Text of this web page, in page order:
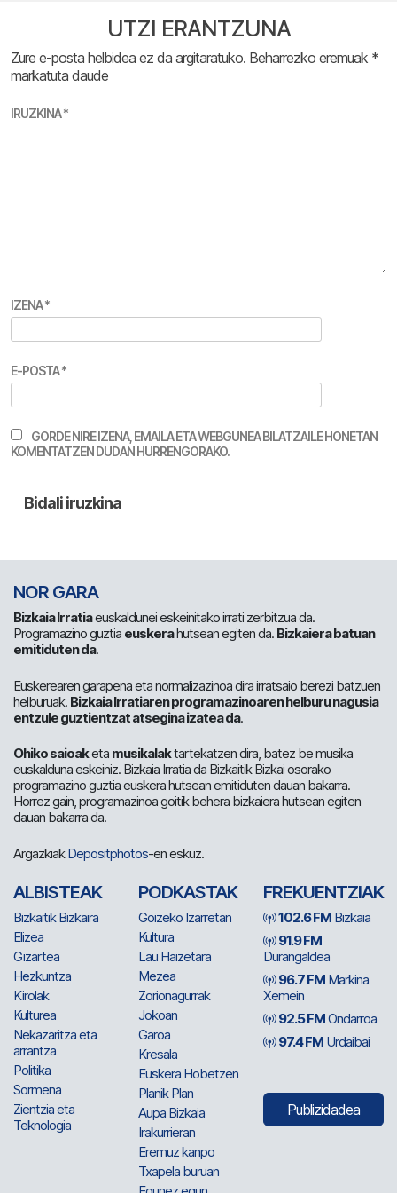
UTZI ERANTZUNA
Zure e-posta helbidea ez da argitaratuko. Beharrezko eremuak *
markatuta daude
IRUZKINA*
IZENA*
E-POSTA*
GORDE NIRE IZENA, EMAILA ETA WEBGUNEA BILATZAILE HONETAN
KOMENTATZEN DUDAN HURRENGORAKO.
NOR GARA
Bizkaia Irratiaeuskaldunei eskeinitako irrati zerbitzua da.
Programazino guztia euskerahutsean egiten da. Bizkaiera batuan
emitiduten da.
Euskerearen garapena eta normalizazinoa dira irratsaio berezi batzuen
helburuak. Bizkaia Irratiaren programazinoaren helburu nagusia
entzule guztientzat atsegina izatea da.
Ohiko saioaketa musikalaktartekatzen dira, batez be musika
euskalduna eskeiniz. Bizkaia Irratia da Bizkaitik Bizkai osorako
programazino guztia euskera hutsean emitiduten dauan bakarra.
Horrez gain, programazinoa goitik behera bizkaiera hutsean egiten
dauan bakarra da.
ArgazkiakDepositphotos-en eskuz.
ALBISTEAK
Bizkaitik Bizkaira
Elizea
Gizartea
Hezkuntza
Kirolak
Kulturea
Nekazaritza eta
arrantza
Politika
Sormena
Zientzia eta
Teknologia
PODKASTAK
Goizeko Izarretan
Kultura
Lau Haizetara
Mezea
Zorionagurrak
Jokoan
Garoa
Kresala
Euskera Hobetzen
Planik Plan
Aupa Bizkaia
Irakurrieran
Eremuz kanpo
Txapela buruan
FREKUENTZIAK
102.6 FM Bizkaia
91.9 FM
Durangaldea
96.7 FM Markina
Xemein
92.5 FMOndarroa
97.4 FM Urdaibai
Publizidadea